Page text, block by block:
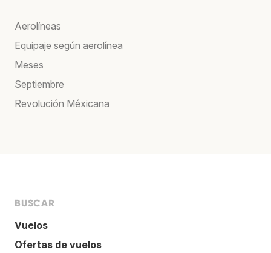
Aerolíneas
Equipaje según aerolínea
Meses
Septiembre
Revolución Méxicana
BUSCAR
Vuelos
Ofertas de vuelos